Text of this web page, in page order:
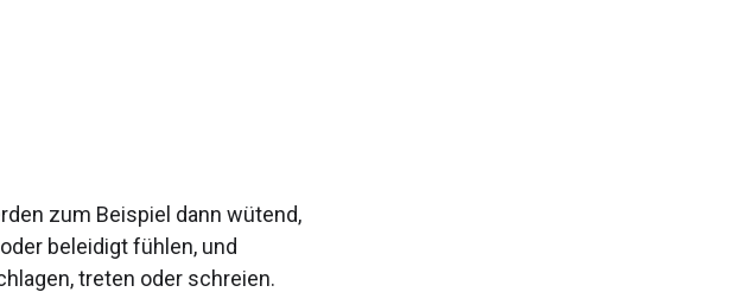
zum Beispiel dann wütend,
beleidigt fühlen, und
treten oder schreien.